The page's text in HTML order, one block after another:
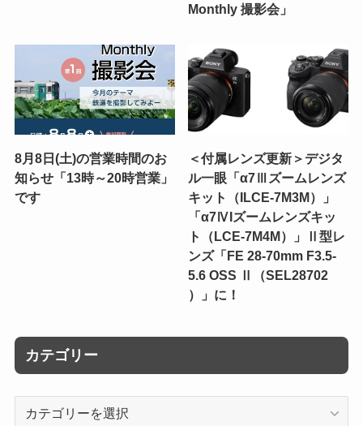
Monthly 撮影会」
8月8日(土)の営業時間のお
知らせ「13時～20時営業」
です
＜付属レンズ更新＞デジタ
ル一眼「α7Ⅲズームレンズ
キット（ILCE-7M3M）」
「α7ⅣIズームレンズキッ
ト（LCE-7M4M）」Ⅱ型レ
ンズ「FE 28-70mm F3.5-
5.6 OSS Ⅱ（SEL28702
）」に！
カテゴリー